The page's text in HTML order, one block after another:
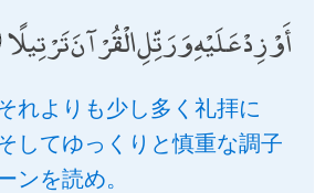
أَوْ زِدْ عَلَيْهِ وَرَتِّلِ الْقُرْآنَ تَرْتِيلًا
れよりも少し多く礼拝に
してゆっくりと慎重な調子
ンを読め。